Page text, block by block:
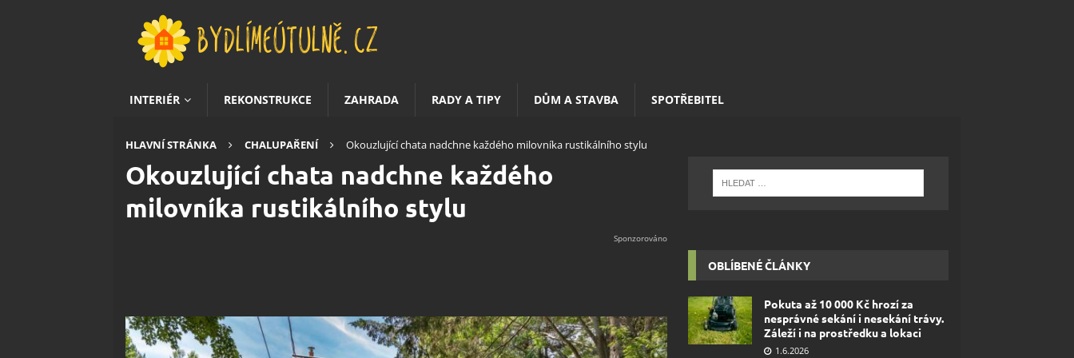
INTERIÉR REKONSTRUKCE ZAHRADA RADY A TIPY DŮM A STAVBA SPOTŘEBITEL
HLAVNÍ STRÁNKA CHALUPAŘENÍ Okouzlující chata nadchne každého milovníka rustikálního stylu
Okouzlující chata nadchne každého
milovníka rustikálního stylu
OBLÍBENÉ ČLÁNKY
Pokuta až 10 000 Kč hrozí za
nesprávné sekání i nesekání trávy.
Záleží i na prostředku a lokaci
1.6.2026